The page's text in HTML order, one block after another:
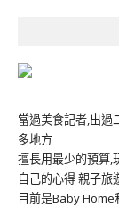
當過美食記者,出過
多地方
擅長用最少的預算,
自己的心得 親子旅
目前是Baby